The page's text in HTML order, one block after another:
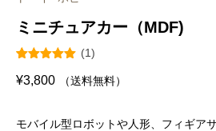
ミニチュアカー（MDF)
評価に基づ
(1)
¥3,800 （送料無料）
モバイル型ロボットや人形、フィギア